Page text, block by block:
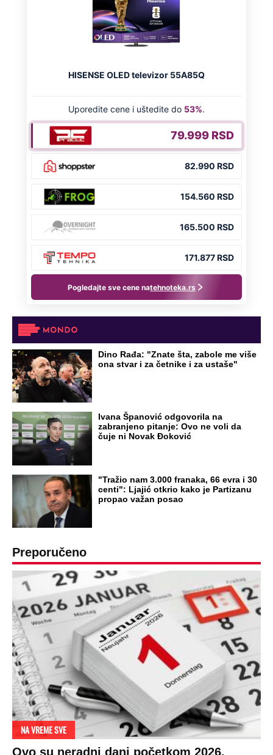
Dino Rađa: "Znate šta, zabole me više
ona stvar i za četnike i za ustaše"
zabranjeno pitanje: Ovo ne voli da
"Tražio nam 3.000 franaka, 66 evra i 30
centi": Ljajić otkrio kako je Partizanu
Preporučeno
NA VREME SVE
Ovo su neradni dani početkom 2026.
godine: Organizujte sebi mini odmor od
čak četiri slobodna dana
OD NAVODNOG HEROJA DO BRUTALNOG UBICE
GENERAL IVAN STRELJAO SRBE, A
HRVATI GA SLAVILI KAO HEROJA KNINA:
Par godina kasnije išao od kuće do kuće i
UBIJAO!